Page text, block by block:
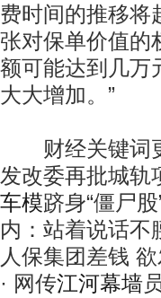
费时间的推移将
张对保单价值的
额可能达到几万
大大增加。”
财经关键词更
发改委再批城轨
车模跻身“僵尸股
内：站着说话不
人保集团差钱
· 网传江河幕墙